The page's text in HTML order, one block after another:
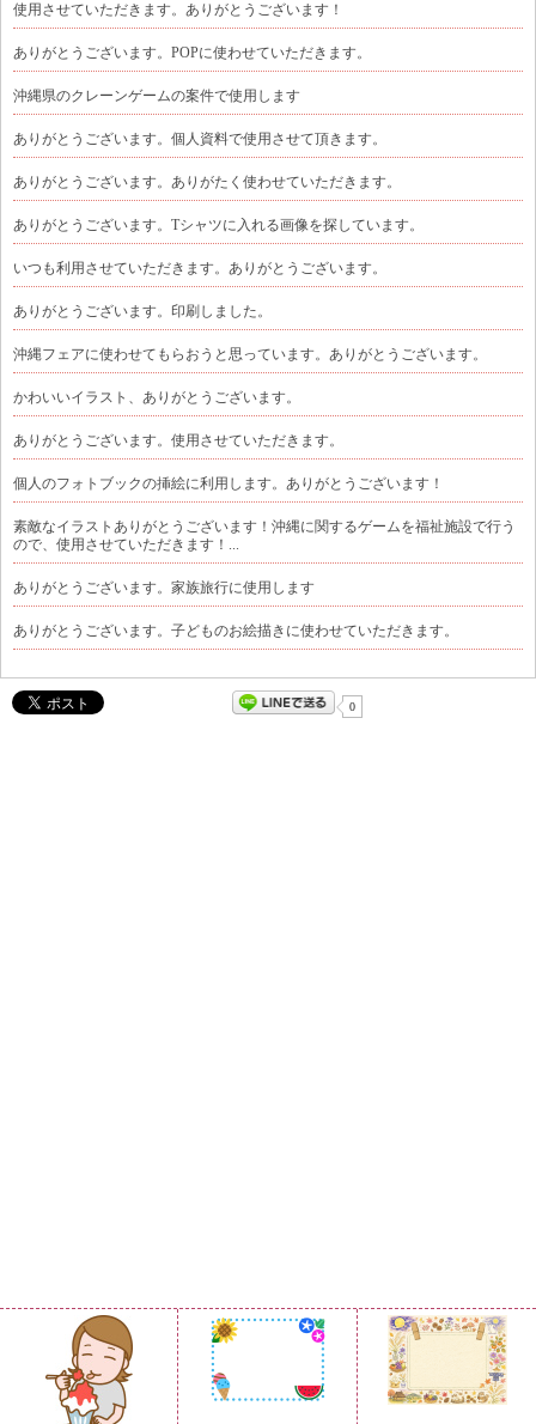
使用させていただきます。ありがとうございます！
ありがとうございます。POPに使わせていただきます。
沖縄県のクレーンゲームの案件で使用します
ありがとうございます。個人資料で使用させて頂きます。
ありがとうございます。ありがたく使わせていただきます。
ありがとうございます。Tシャツに入れる画像を探しています。
いつも利用させていただきます。ありがとうございます。
ありがとうございます。印刷しました。
沖縄フェアに使わせてもらおうと思っています。ありがとうございます。
かわいいイラスト、ありがとうございます。
ありがとうございます。使用させていただきます。
個人のフォトブックの挿絵に利用します。ありがとうございます！
素敵なイラストありがとうございます！沖縄に関するゲームを福祉施設で行う
ので、使用させていただきます！...
ありがとうございます。家族旅行に使用します
ありがとうございます。子どものお絵描きに使わせていただきます。
0